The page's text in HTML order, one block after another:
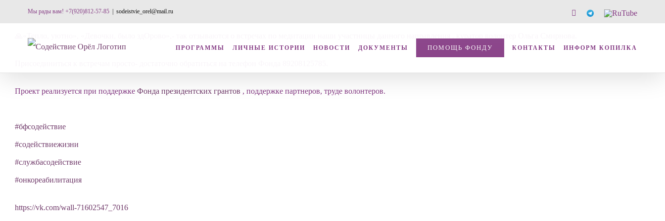
to
Мы рады вам! +7(920)812-57-85 sodeistvie_orel@mail.ru TelegramRuTube
ПРОГРАММЫ ЛИЧНЫЕ ИСТОРИИ НОВОСТИ ДОКУМЕНТЫ ПОМОЩЬ ФОНДУ КОНТАКТЫ ИНФОРМ КОПИЛКА
Проект реализуется при поддержке Фонда президентских грантов , поддержке партнеров, труде волонтеров.
#бфсодействие
#содействиежизни
#службасодействие
#онкореабилитация
https://vk.com/wall-71602547_7016